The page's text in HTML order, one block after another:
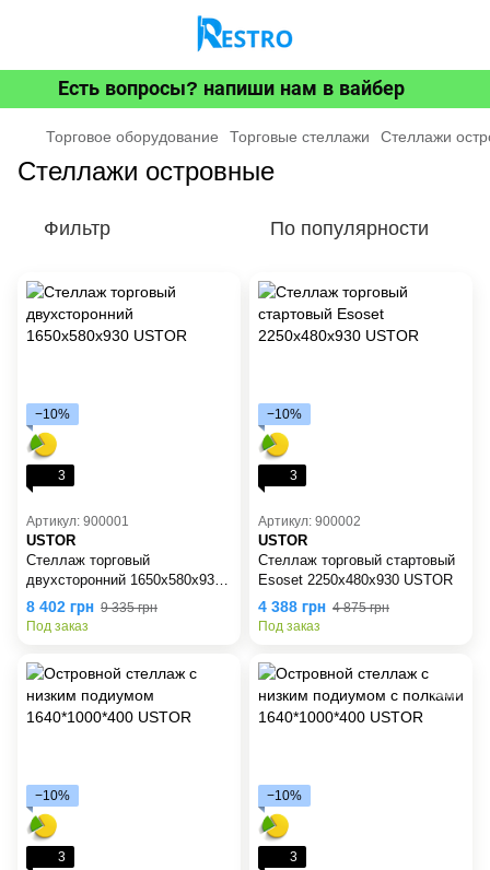
Есть вопросы? напиши нам в вайбер
Торговое оборудование Торговые стеллажи Стеллажи
Стеллажи островные
Фильтр По популярности
−10%
3
Артикул: 900001
USTOR
Стеллаж торговый
двухсторонний 1650х580х930
USTOR
8 402 грн 9 335 грн
Под заказ
−10%
3
Артикул: 900002
USTOR
Стеллаж торговый стартовый
Esoset 2250х480х930 USTOR
4 388 грн 4 875 грн
Под заказ
−10%
3
−10%
3